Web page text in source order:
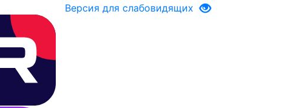
Версия для слабовидящих